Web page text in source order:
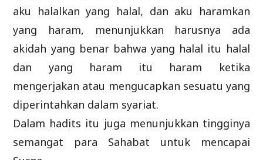
aku halalkan yang halal, dan aku haramkan
yang haram, menunjukkan harusnya ada
akidah yang benar bahwa yang halal itu halal
dan yang haram itu haram ketika
mengerjakan atau mengucapkan sesuatu yang
diperintahkan dalam syariat.
Dalam hadits itu juga menunjukkan tingginya
semangat para Sahabat untuk mencapai